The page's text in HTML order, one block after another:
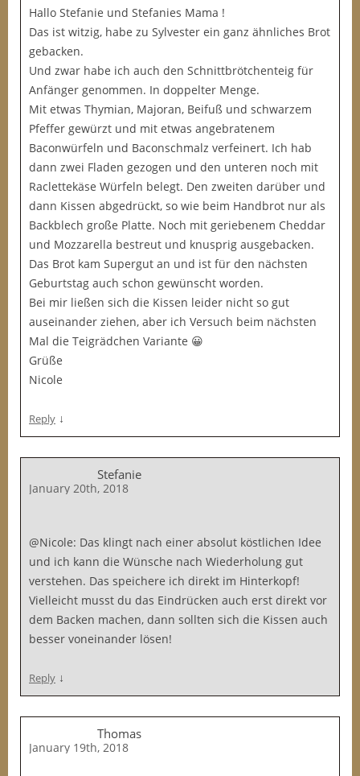
Hallo Stefanie und Stefanies Mama !
Das ist witzig, habe zu Sylvester ein ganz ähnliches Brot
gebacken.
Und zwar habe ich auch den Schnittbrötchenteig für
Anfänger genommen. In doppelter Menge.
Mit etwas Thymian, Majoran, Beifuß und schwarzem
Pfeffer gewürzt und mit etwas angebratenem
Baconwürfeln und Baconschmalz verfeinert. Ich hab
dann zwei Fladen gezogen und den unteren noch mit
Raclettekäse Würfeln belegt. Den zweiten darüber und
dann Kissen abgedrückt, so wie beim Handbrot nur als
Backblech große Platte. Noch mit geriebenem Cheddar
und Mozzarella bestreut und knusprig ausgebacken.
Das Brot kam Supergut an und ist für den nächsten
Geburtstag auch schon gewünscht worden.
Bei mir ließen sich die Kissen leider nicht so gut
auseinander ziehen, aber ich Versuch beim nächsten
Mal die Teigrädchen Variante 😀
Grüße
Nicole
Reply ↓
Stefanie
January 20th, 2018
@Nicole: Das klingt nach einer absolut köstlichen Idee
und ich kann die Wünsche nach Wiederholung gut
verstehen. Das speichere ich direkt im Hinterkopf!
Vielleicht musst du das Eindrücken auch erst direkt vor
dem Backen machen, dann sollten sich die Kissen auch
besser voneinander lösen!
Reply ↓
Thomas
January 19th, 2018